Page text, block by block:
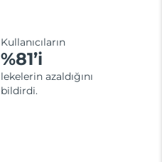
Kullanıcıların
%81’i
lekelerin azaldığını
bildirdi.